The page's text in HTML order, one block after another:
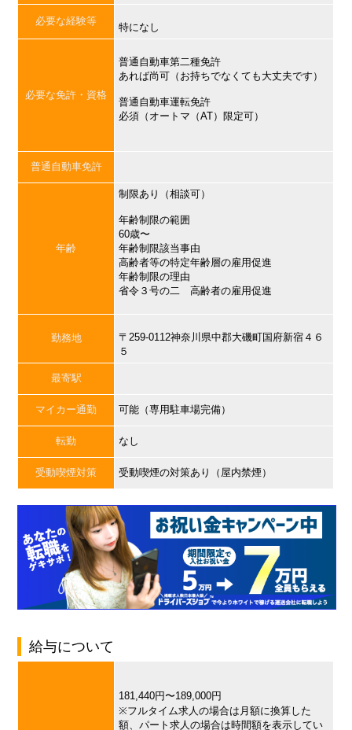
必要な経験等
特になし
必要な免許・資格
普通自動車第二種免許
あれば尚可（お持ちでなくても大丈夫です）
普通自動車運転免許
必須（オートマ（AT）限定可）
普通自動車免許
年齢
制限あり（相談可）
年齢制限の範囲
60歳〜
年齢制限該当事由
高齢者等の特定年齢層の雇用促進
年齢制限の理由
省令３号の二 高齢者の雇用促進
勤務地
〒259-0112神奈川県中郡大磯町国府新宿４６
５
最寄駅
マイカー通勤 可能（専用駐車場完備）
転勤 なし
受動喫煙対策 受動喫煙の対策あり（屋内禁煙）
給与について
181,440円〜189,000円
※フルタイム求人の場合は月額に換算した
額、パート求人の場合は時間額を表示してい